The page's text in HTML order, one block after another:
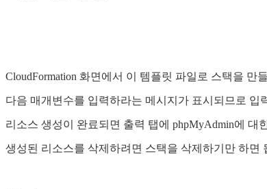
CloudFormation 화면에서 이 템플릿 파일로 스택을 만
다음 매개변수를 입력하라는 메시지가 표시되므로 입
리소스 생성이 완료되면 출력 탭에 phpMyAdmin에 대
생성된 리소스를 삭제하려면 스택을 삭제하기만 하면